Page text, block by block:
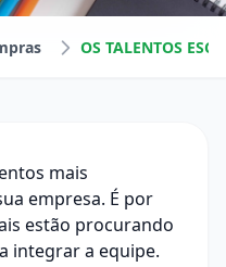
mais
empresa. É por
estão procurando
integrar a equipe.